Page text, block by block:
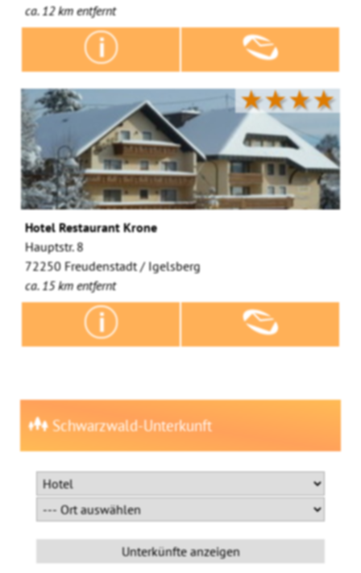
ca. 12 km entfernt
★★★★
Hotel Restaurant Krone
Hauptstr. 8
72250 Freudenstadt / Igelsberg
ca. 15 km entfernt
Schwarzwald-Unterkunft